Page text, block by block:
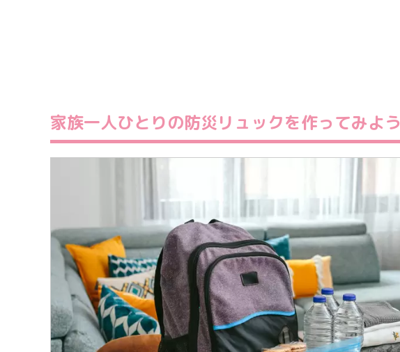
家族一人ひとりの防災リュックを作ってみよう